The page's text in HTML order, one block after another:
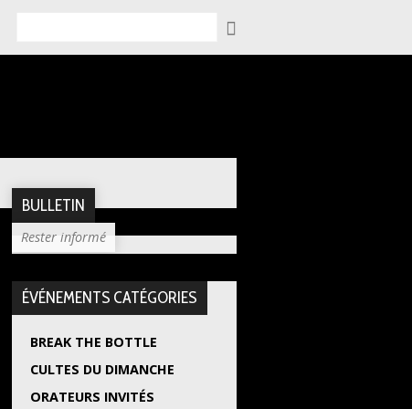
BULLETIN
Rester informé
ÉVÉNEMENTS CATÉGORIES
BREAK THE BOTTLE
CULTES DU DIMANCHE
ORATEURS INVITÉS